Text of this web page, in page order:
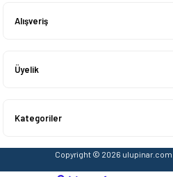
Alışveriş
Üyelik
Kategoriler
Copyright © 2026